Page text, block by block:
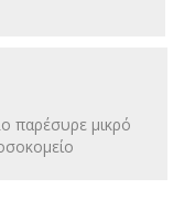
παρέσυρε μικρό